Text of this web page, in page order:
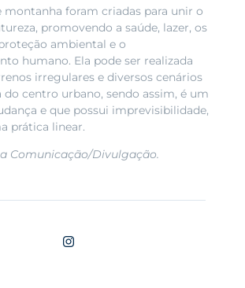
montanha foram criadas para unir o
promovendo a saúde, lazer, os
ambiental e o
humano. Ela pode ser realizada
irregulares e diversos cenários
do centro urbano, sendo assim, é um
e que possui imprevisibilidade,
prática linear.
Comunicação/Divulgação.